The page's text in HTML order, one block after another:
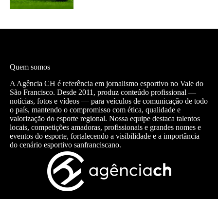
Quem somos
A Agência CH é referência em jornalismo esportivo no Vale do
São Francisco. Desde 2011, produz conteúdo profissional —
notícias, fotos e vídeos — para veículos de comunicação de todo
o país, mantendo o compromisso com ética, qualidade e
valorização do esporte regional. Nossa equipe destaca talentos
locais, competições amadoras, profissionais e grandes nomes e
eventos do esporte, fortalecendo a visibilidade e a importância
do cenário esportivo sanfranciscano.